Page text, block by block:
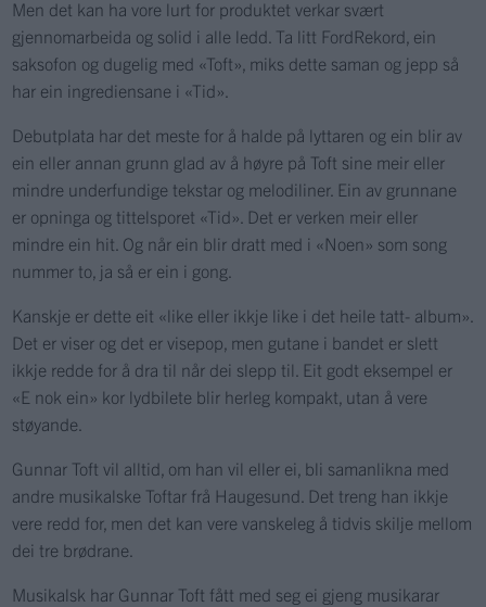
Men det kan ha vore lurt for produktet verkar svært
gjennomarbeida og solid i alle ledd. Ta litt FordRekord, ein
saksofon og dugelig med «Toft», miks dette saman og jepp så
har ein ingrediensane i «Tid».
Debutplata har det meste for å halde på lyttaren og ein blir av
ein eller annan grunn glad av å høyre på Toft sine meir eller
mindre underfundige tekstar og melodiliner. Ein av grunnane
er opninga og tittelsporet «Tid». Det er verken meir eller
mindre ein hit. Og når ein blir dratt med i «Noen» som song
nummer to, ja så er ein i gong.
Kanskje er dette eit «like eller ikkje like i det heile tatt- album».
Det er viser og det er visepop, men gutane i bandet er slett
ikkje redde for å dra til når dei slepp til. Eit godt eksempel er
«E nok ein» kor lydbilete blir herleg kompakt, utan å vere
støyande.
Gunnar Toft vil alltid, om han vil eller ei, bli samanlikna med
andre musikalske Toftar frå Haugesund. Det treng han ikkje
vere redd for, men det kan vere vanskeleg å tidvis skilje mellom
dei tre brødrane.
Musikalsk har Gunnar Toft fått med seg ei gjeng musikarar